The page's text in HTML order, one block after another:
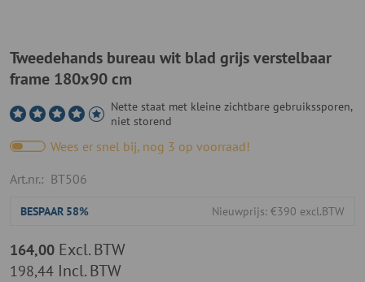
Tweedehands bureau wit blad grijs verstelbaar
frame 180x90 cm
Nette staat met kleine zichtbare gebruikssporen,
niet storend
Wees er snel bij, nog 3 op voorraad!
Art.nr.: BT506
BESPAAR 58% Nieuwprijs: €390 excl.BTW
198,44 Incl. BTW
164,00 Excl. BTW